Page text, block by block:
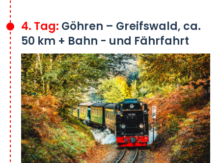
4. Tag: Göhren – Greifswald, ca.
50 km + Bahn - und Fährfahrt